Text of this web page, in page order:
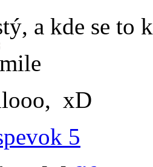
a kde se to
xD
5